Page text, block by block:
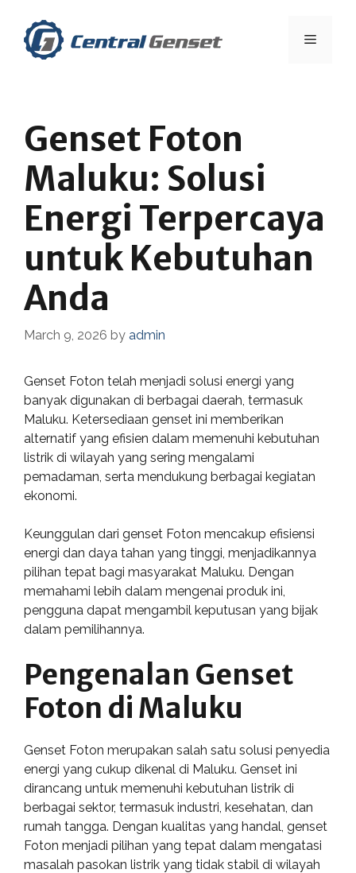
content
Menu
Genset Foton
Maluku: Solusi
Energi Terpercaya
untuk Kebutuhan
Anda
March 9, 2026 by admin
Genset Foton telah menjadi solusi energi yang
banyak digunakan di berbagai daerah, termasuk
Maluku. Ketersediaan genset ini memberikan
alternatif yang efisien dalam memenuhi kebutuhan
listrik di wilayah yang sering mengalami
pemadaman, serta mendukung berbagai kegiatan
ekonomi.
Keunggulan dari genset Foton mencakup efisiensi
energi dan daya tahan yang tinggi, menjadikannya
pilihan tepat bagi masyarakat Maluku. Dengan
memahami lebih dalam mengenai produk ini,
pengguna dapat mengambil keputusan yang bijak
dalam pemilihannya.
Pengenalan Genset
Foton di Maluku
Genset Foton merupakan salah satu solusi penyedia
energi yang cukup dikenal di Maluku. Genset ini
dirancang untuk memenuhi kebutuhan listrik di
berbagai sektor, termasuk industri, kesehatan, dan
rumah tangga. Dengan kualitas yang handal, genset
Foton menjadi pilihan yang tepat dalam mengatasi
masalah pasokan listrik yang tidak stabil di wilayah